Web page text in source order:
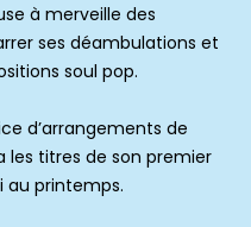
à merveille des
ses déambulations et
soul pop.
d’arrangements de
les titres de son premier
au printemps.